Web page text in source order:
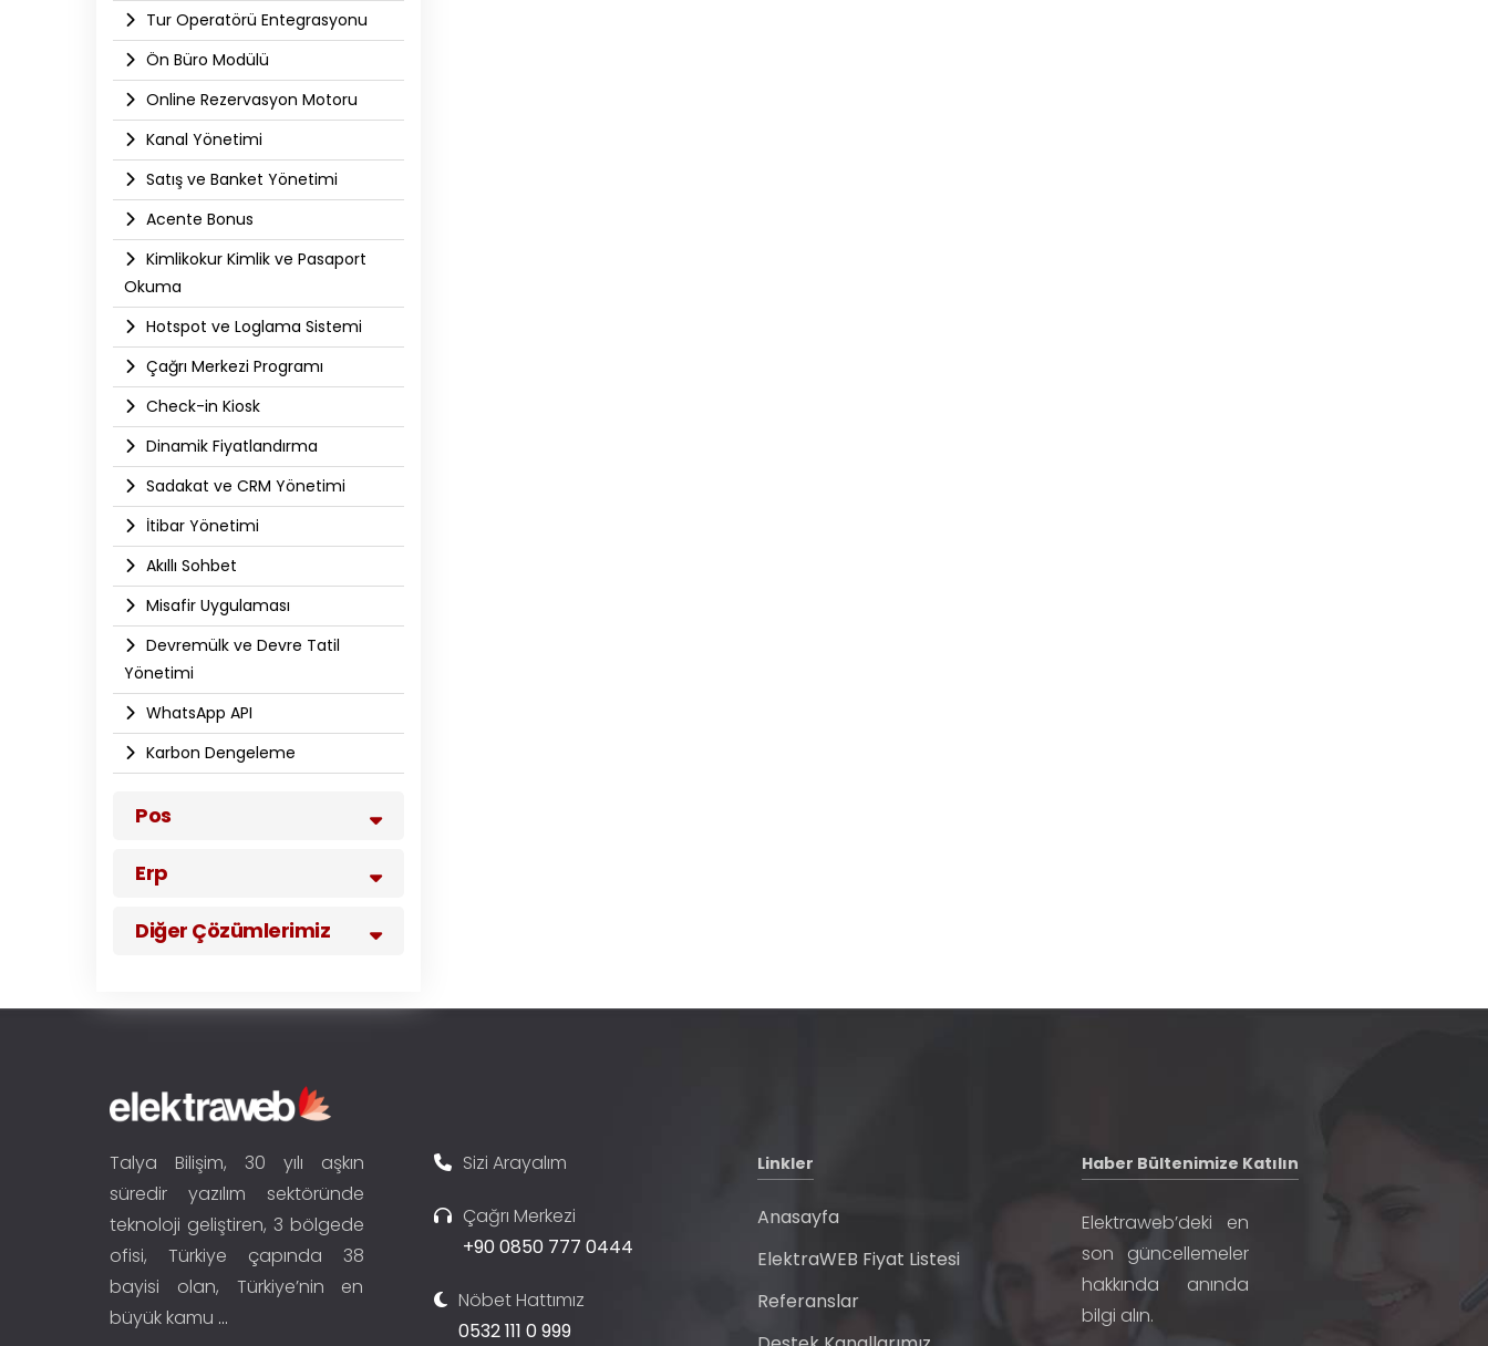
Tur Operatörü Entegrasyonu
Ön Büro Modülü
Online Rezervasyon Motoru
Kanal Yönetimi
Satış ve Banket Yönetimi
Acente Bonus
Kimlikokur Kimlik ve Pasaport
Okuma
Hotspot ve Loglama Sistemi
Çağrı Merkezi Programı
Check-in Kiosk
Dinamik Fiyatlandırma
Sadakat ve CRM Yönetimi
İtibar Yönetimi
Akıllı Sohbet
Misafir Uygulaması
Devremülk ve Devre Tatil
Yönetimi
WhatsApp API​
Karbon Dengeleme
Pos
Erp
Diğer Çözümlerimiz
Talya Bilişim, 30 yılı aşkın
süredir yazılım sektöründe
teknoloji geliştiren, 3 bölgede
ofisi, Türkiye çapında 38
bayisi olan, Türkiye’nin en
büyük kamu ...
Sizi Arayalım
Çağrı Merkezi
+90 0850 777 0444
Nöbet Hattımız
0532 111 0 999
Linkler
Anasayfa
ElektraWEB Fiyat Listesi
Referanslar
Haber Bültenimize Katılın
Elektraweb’deki en
son güncellemeler
hakkında anında
bilgi alın.